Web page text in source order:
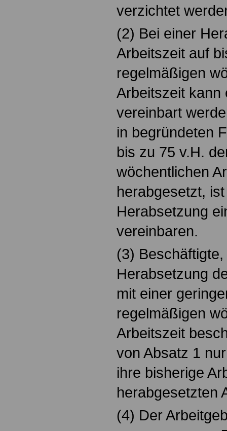
verzichtet
(2) Bei einer
Arbeitszeit auf
regelmäßigen
Arbeitszeit kann
vereinbart
in begründeten
bis zu 75 v.H.
wöchentlichen
herabgesetzt,
Herabsetzung
vereinbaren.
(3)
Herabsetzung
mit einer
regelmäßigen
Arbeitszeit
von Absatz 1
ihre bisherige
herabgesetzten
(4) Der